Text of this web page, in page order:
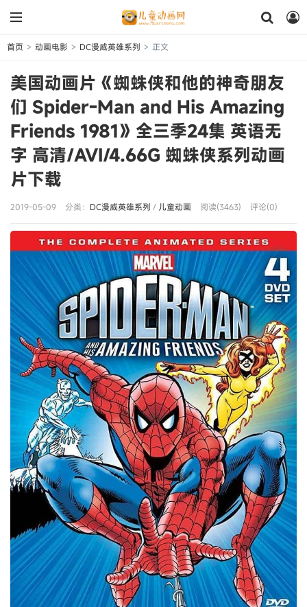
首页 > 动画电影 > DC漫威英雄系列 > 正文
美国动画片《蜘蛛侠和他的神奇朋友
们 Spider-Man and His Amazing
Friends 1981》全三季24集 英语无
字 高清/AVI/4.66G 蜘蛛侠系列动画
片下载
2019-05-09 分类： DC漫威英雄系列 / 儿童动画 阅读(3463) 评论(0)